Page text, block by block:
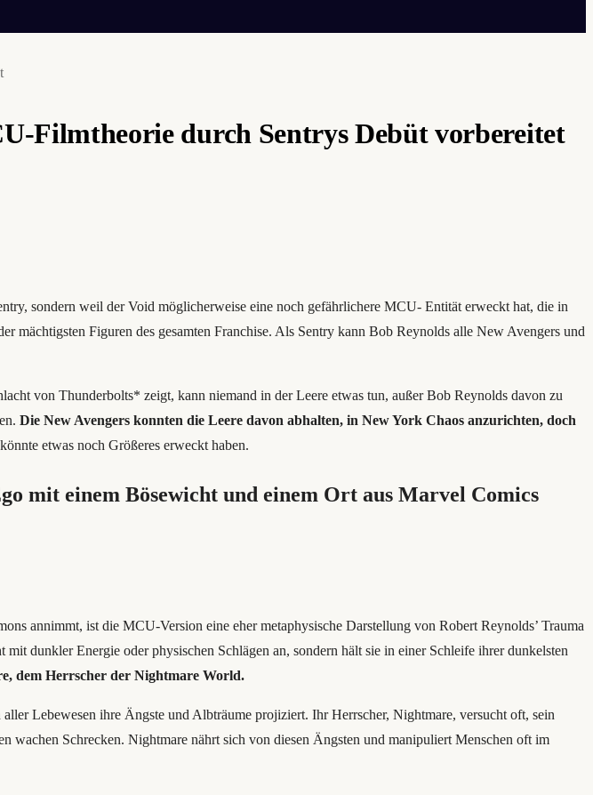
Filmtheorie durch Sentrys Debüt vorbereitet
sondern weil der Void möglicherweise eine noch gefährlichere MCU- Entität erweckt hat, die in
mächtigsten Figuren des gesamten Franchise. Als Sentry kann Bob Reynolds alle New Avengers und
von Thunderbolts* zeigt, kann niemand in der Leere etwas tun, außer Bob Reynolds davon zu
Die New Avengers konnten die Leere davon abhalten, in New York Chaos anzurichten, doch
etwas noch Größeres erweckt haben.
mit einem Bösewicht und einem Ort aus Marvel Comics
annimmt, ist die MCU-Version eine eher metaphysische Darstellung von Robert Reynolds’ Trauma
dunkler Energie oder physischen Schlägen an, sondern hält sie in einer Schleife ihrer dunkelsten
dem Herrscher der Nightmare World.
Lebewesen ihre Ängste und Albträume projiziert. Ihr Herrscher, Nightmare, versucht oft, sein
wachen Schrecken. Nightmare nährt sich von diesen Ängsten und manipuliert Menschen oft im